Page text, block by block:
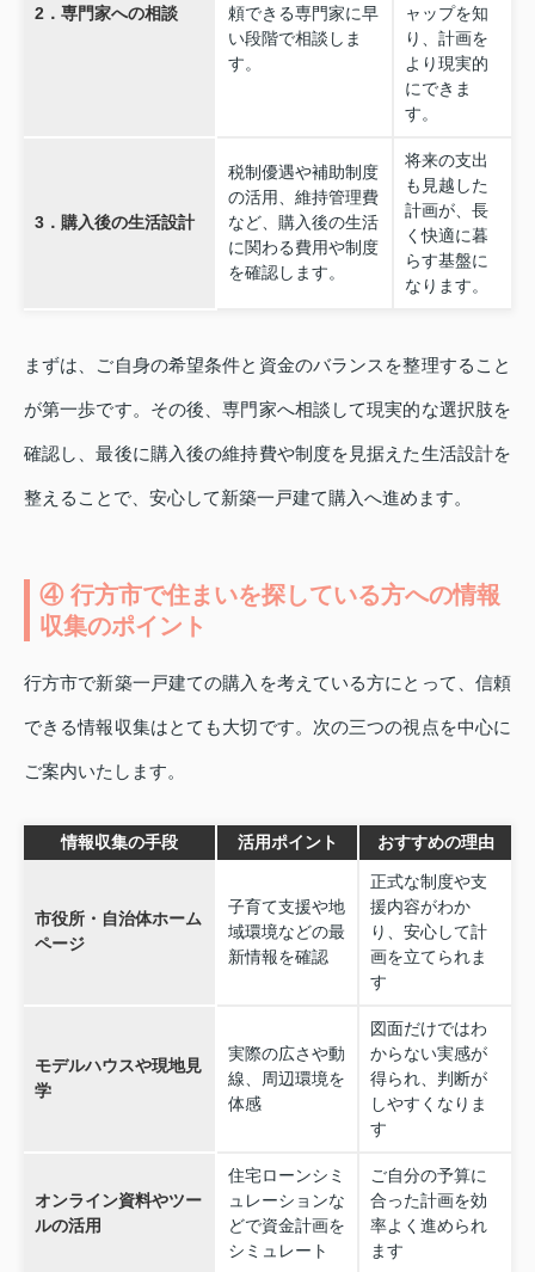
2．専門家への相談
頼できる専門家に早
い段階で相談しま
す。
ャップを知
り、計画を
より現実的
にできま
す。
3．購入後の生活設計
税制優遇や補助制度
の活用、維持管理費
など、購入後の生活
に関わる費用や制度
を確認します。
将来の支出
も見越した
計画が、長
く快適に暮
らす基盤に
なります。
まずは、ご自身の希望条件と資金のバランスを整理すること
が第一歩です。その後、専門家へ相談して現実的な選択肢を
確認し、最後に購入後の維持費や制度を見据えた生活設計を
整えることで、安心して新築一戸建て購入へ進めます。
④ 行方市で住まいを探している方への情報
収集のポイント
行方市で新築一戸建ての購入を考えている方にとって、信頼
できる情報収集はとても大切です。次の三つの視点を中心に
ご案内いたします。
情報収集の手段 活用ポイント おすすめの理由
市役所・自治体ホーム
ページ
子育て支援や地
域環境などの最
新情報を確認
正式な制度や支
援内容がわか
り、安心して計
画を立てられま
す
モデルハウスや現地見
学
実際の広さや動
線、周辺環境を
体感
図面だけではわ
からない実感が
得られ、判断が
しやすくなりま
す
オンライン資料やツー
ルの活用
住宅ローンシミ
ュレーションな
どで資金計画を
シミュレート
ご自分の予算に
合った計画を効
率よく進められ
ます